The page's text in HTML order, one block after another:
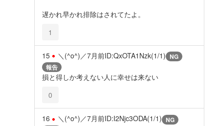
遅かれ早かれ排除はされてたよ。
1
15 ＼(^o^)／7月前ID:QxOTA1Nzk(1/1) NG
報告
損と得しか考えない人に幸せは来ない
0
16 ＼(^o^)／7月前ID:I2Njc3ODA(1/1) NG